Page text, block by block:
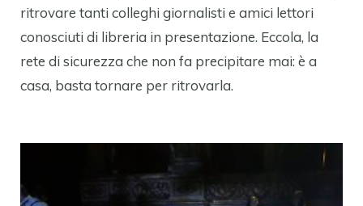
ritrovare tanti colleghi giornalisti e amici lettori
conosciuti di libreria in presentazione. Eccola, la
rete di sicurezza che non fa precipitare mai: è a
casa, basta tornare per ritrovarla.